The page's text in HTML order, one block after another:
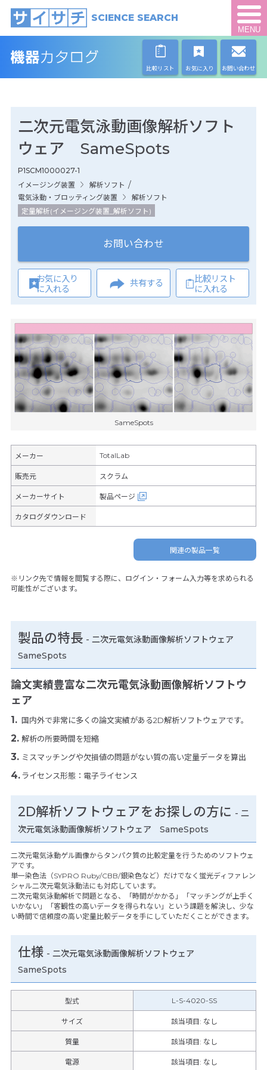
SCIENCE SEARCH
MENU
比較リスト お気に入り お問い合わせ
二次元電気泳動画像解析ソフト
ウェア SameSpots
P1SCM1000027-1
イメージング装置
解析ソフト /
電気泳動・ブロッティング装置
解析ソフト
定量解析(イメージング装置_解析ソフト)
お問い合わせ
お気に入り
に入れる
共有する
比較リスト
に入れる
SameSpots
メーカー TotalLab
販売元 スクラム
メーカーサイト 製品ページ
カタログダウンロード
関連の製品一覧
※リンク先で情報を閲覧する際に、ログイン・フォーム入力等を求められる
可能性がございます。
製品の特長 - 二次元電気泳動画像解析ソフトウェア
SameSpots
論文実績豊富な二次元電気泳動画像解析ソフトウ
ェア
国内外で非常に多くの論文実績がある2D解析ソフトウェアです。
解析の所要時間を短縮
ミスマッチングや欠損値の問題がない質の高い定量データを算出
ライセンス形態：電子ライセンス
2D解析ソフトウェアをお探しの方に - 二
次元電気泳動画像解析ソフトウェア SameSpots
二次元電気泳動ゲル画像からタンパク質の比較定量を行うためのソフトウェ
アです。
単一染色法（SYPRO Ruby/CBB/銀染色など）だけでなく蛍光ディファレン
シャル二次元電気泳動法にも対応しています。
二次元電気泳動解析で問題となる、「時間がかかる」「マッチングが上手く
いかない」「客観性の高いデータを得られない」という課題を解決し、少な
い時間で信頼度の高い定量比較データを手にしていただくことができます。
仕様 - 二次元電気泳動画像解析ソフトウェア
SameSpots
型式 L-S-4020-SS
サイズ 該当項目: なし
質量 該当項目: なし
電源 該当項目: なし